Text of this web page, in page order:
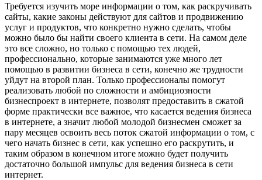
Требуется изучить море информации о том, как раскручивать
сайты, какие законы действуют для сайтов и продвижению
услуг и продуктов, что конкретно нужно сделать, чтобы
можно было бы найти своего клиента в сети. На самом деле
это все сложно, но только с помощью тех людей,
профессионально, которые занимаются уже много лет
помощью в развитии бизнеса в сети, конечно же трудности
уйдут на второй план. Только профессионалы помогут
реализовать любой по сложности и амбициозности
бизнеспроект в интернете, позволят предоставить в сжатой
форме практически все важное, что касается ведения бизнеса
в интернете, а значит любой молодой бизнесмен сможет за
пару месяцев освоить весь поток сжатой информации о том, с
чего начать бизнес в сети, как успешно его раскрутить, и
таким образом в конечном итоге можно будет получить
достаточно большой импульс для ведения бизнеса в сети
интернет.